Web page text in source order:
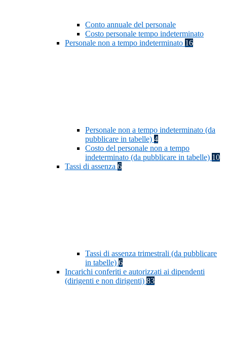
Conto annuale del personale
Costo personale tempo indeterminato
Personale non a tempo indeterminato 16
Personale non a tempo indeterminato (da
pubblicare in tabelle) 4
Costo del personale non a tempo
indeterminato (da pubblicare in tabelle) 10
Tassi di assenza 6
Tassi di assenza trimestrali (da pubblicare
in tabelle) 6
Incarichi conferiti e autorizzati ai dipendenti
(dirigenti e non dirigenti) 83